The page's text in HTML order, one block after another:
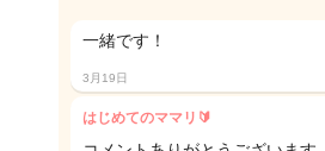
一緒です！
3月19日
はじめてのママリ🔰